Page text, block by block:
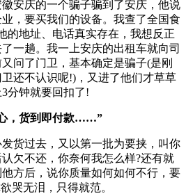
安庆的一个骗子骗到了安庆，他说
，要买我们的设备。我查了全国食
的地址、电话真实存在，我想反正
一趟。我一上安庆的出租车就向司
问了门卫，基本确定是骗子(是刚
还不认识呢!)，又进了他们才草草
分钟就要回扣了!
，货到即付款……”
货过去，又以第一批为要挟，叫你
欠不还，你奈何我怎么样?还有就
方后，说你质量如何如何不行，要
哭无泪，只得就范。